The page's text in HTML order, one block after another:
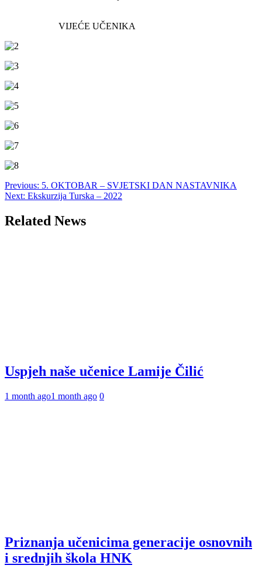
VIJEĆE UČENIKA
Post
navigation
Previous: 5. OKTOBAR – SVJETSKI DAN NASTAVNIKA
Next: Ekskurzija Turska – 2022
Related News
Uspjeh naše učenice Lamije Čilić
1 month ago1 month ago 0
Priznanja učenicima generacije osnovnih
i srednjih škola HNK